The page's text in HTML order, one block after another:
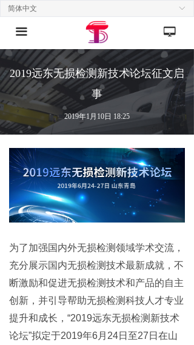
끀 넡
ꀅ
简体中文
2019远东无损检测新技术论坛征文启
事
2019年1月10日 18:25
为了加强国内外无损检测领域学术交流，
充分展示国内无损检测技术最新成就，不
断激励和促进无损检测技术和产品的自主
创新，并引导帮助无损检测科技人才专业
提升和成长，“2019远东无损检测新技术
论坛”拟定于2019年6月24日至27日在山